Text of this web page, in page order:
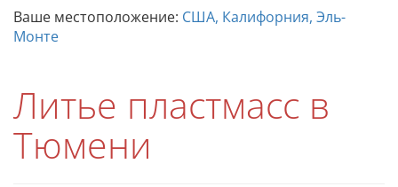
Ваше местоположение: США, Калифорния, Эль-
Монте
Литье пластмасс в
Тюмени